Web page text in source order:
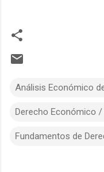
Análisis Económico
Derecho Económico
Fundamentos de